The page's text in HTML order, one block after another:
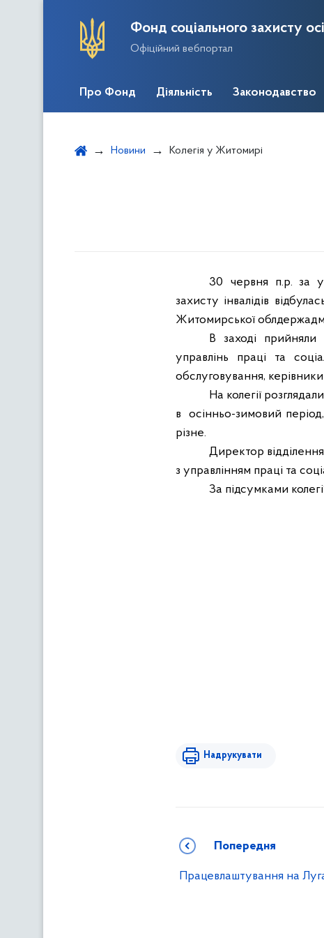
Фонд соціального захисту
Офіційний вебпортал
Про Фонд Діяльність Законодавство
Новини Колегія у Житомирі
30 червня п.р. за
захисту інвалідів
Житомирської
В заході прийняли
управлінь праці та
обслуговування,
На колегії
в
осінньо-зимовий
різне.
Директор
з управлінням праці та
За підсумками
Надрукувати
Попередня
Працевлаштування на